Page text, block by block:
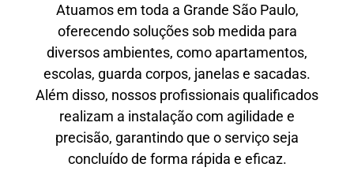
Atuamos em toda a Grande São Paulo,
oferecendo soluções sob medida para
diversos ambientes, como apartamentos,
escolas, guarda corpos, janelas e sacadas.
Além disso, nossos profissionais qualificados
realizam a instalação com agilidade e
precisão, garantindo que o serviço seja
concluído de forma rápida e eficaz.